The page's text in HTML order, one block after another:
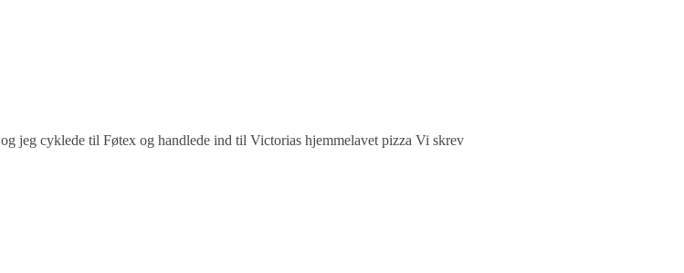
jeg cyklede til Føtex og handlede ind til Victorias hjemmelavet pizza Vi skrev